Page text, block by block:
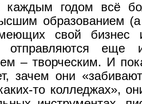
каждым годом всё
образованием
свой бизнес
отправляются
– творческим. И
зачем они
то колледжах»,